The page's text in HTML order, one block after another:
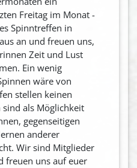
Freitag im Monat -
Spinntreffen in
an und freuen uns,
Zeit und Lust
Ein wenig
wäre von
stellen keinen
als Möglichkeit
gegenseitigen
anderer
Wir sind Mitglieder
freuen uns auf euer